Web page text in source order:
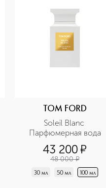
TOM FORD
Soleil Blanc
Парфюмерная вода
43 200¤
48 000 ¤
30 мл 50 мл 100 мл